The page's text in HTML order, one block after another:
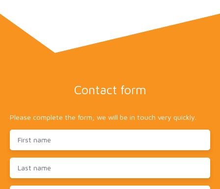
Contact form
Please complete the form, we will be in touch very quickly.
First name
Last name